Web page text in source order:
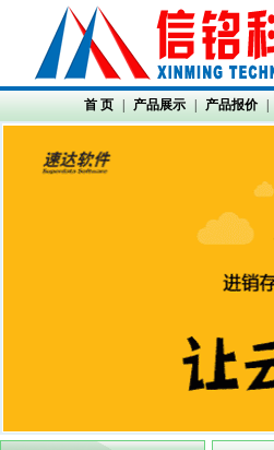
首 页 产品展示 产品报价